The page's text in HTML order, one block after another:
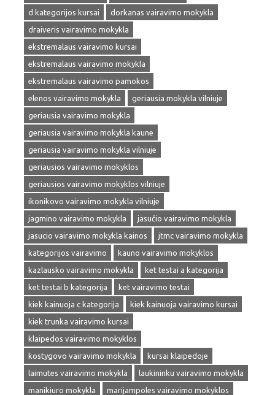
d kategorijos kursai
dorkanas vairavimo mokykla
draiveris vairavimo mokykla
ekstremalaus vairavimo kursai
ekstremalaus vairavimo mokykla
ekstremalaus vairavimo pamokos
elenos vairavimo mokykla
geriausia mokykla vilniuje
geriausia vairavimo mokykla
geriausia vairavimo mokykla kaune
geriausia vairavimo mokykla vilniuje
geriausios vairavimo mokyklos
geriausios vairavimo mokyklos vilniuje
ikonikovo vairavimo mokykla vilniuje
jagmino vairavimo mokykla
jasučio vairavimo mokykla
jasucio vairavimo mokykla kainos
jtmc vairavimo mokykla
kategorijos vairavimo
kauno vairavimo mokyklos
kazlausko vairavimo mokykla
ket testai a kategorija
ket testai b kategorija
ket vairavimo testai
kiek kainuoja c kategorija
kiek kainuoja vairavimo kursai
kiek trunka vairavimo kursai
klaipedos vairavimo mokyklos
kostygovo vairavimo mokykla
kursai klaipedoje
laimutes vairavimo mokykla
laukininku vairavimo mokykla
manikiuro mokykla
marijampoles vairavimo mokyklos